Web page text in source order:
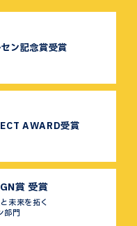
ン記念賞受賞
AWARD受賞
賞 受賞
未来を拓く
部門